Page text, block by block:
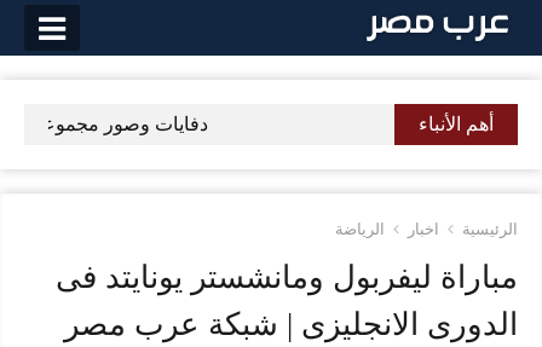
التخطي
أهم الأنباء دفايات وصور مجموعة
الرئيسية اخبار الرياضة
مباراة ليفربول ومانشستر يونايتد فى
الدورى الانجليزى | شبكة عرب مصر